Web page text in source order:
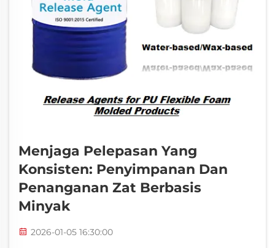
Menjaga Pelepasan Yang
Konsisten: Penyimpanan Dan
Penanganan Zat Berbasis
Minyak
2026-01-05 16:30:00